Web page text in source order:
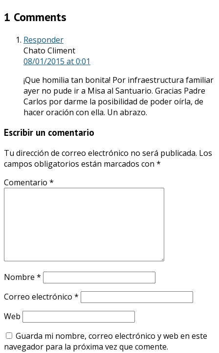
1 Comments
Responder
Chato Climent
08/01/2015 at 0:01
¡Que homilia tan bonita! Por infraestructura familiar
ayer no pude ir a Misa al Santuario. Gracias Padre
Carlos por darme la posibilidad de poder oírla, de
hacer oración con ella. Un abrazo.
Escribir un comentario
Tu dirección de correo electrónico no será publicada. Los
campos obligatorios están marcados con *
Comentario *
Nombre *
Correo electrónico *
Web
Guarda mi nombre, correo electrónico y web en este
navegador para la próxima vez que comente.